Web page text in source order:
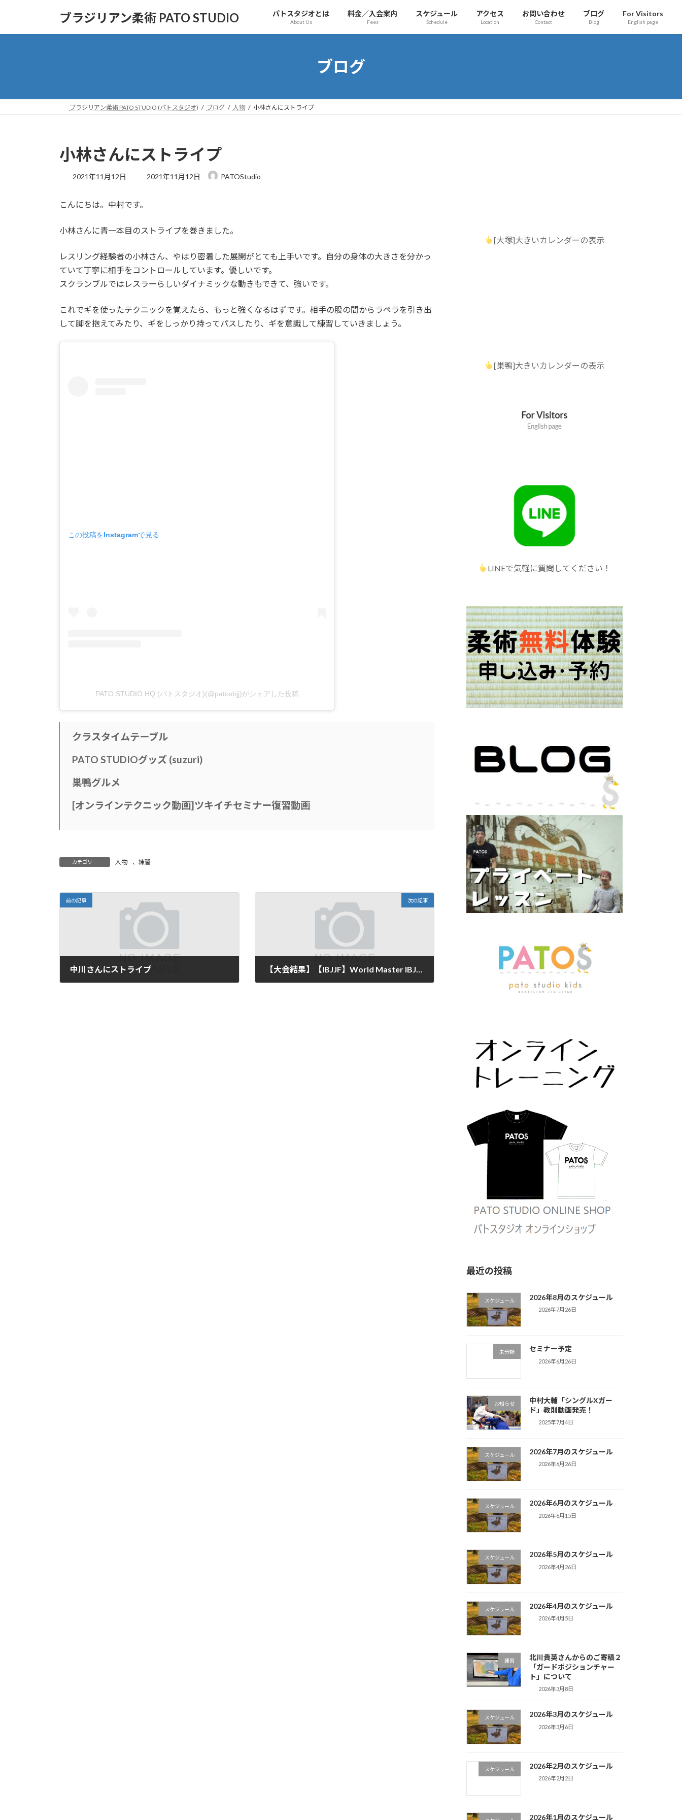
ブラジリアン柔術 PATO STUDIO パトスタジオとは
About Us
料金／入会案内
Fees
スケジュール
Schedule
アクセス
Location
お問い合わせ
Contact
ブログ
Blog
For Visitors
English page
ブログ
ブラジリアン柔術 PATO STUDIO (パトスタジオ) ブログ 人物 小林さんにストライプ
小林さんにストライプ
2021年11月12日
最
:
2021年11月12日 PATOStudio
こんにちは。中村です。
小林さんに青一本目のストライプを巻きました。
レスリング経験者の小林さん、やはり密着した展開がとても上手いです。自分の身体の大きさを分かっ
ていて丁寧に相手をコントロールしています。優しいです。
スクランブルではレスラーらしいダイナミックな動きもできて、強いです。
これでギを使ったテクニックを覚えたら、もっと強くなるはずです。相手の股の間からラペラを引き出
して脚を抱えてみたり、ギをしっかり持ってパスしたり、ギを意識して練習していきましょう。
この投稿をInstagramで見る
PATO STUDIO HQ (パトスタジオ)(@patosbjj)がシェアした投稿
クラスタイムテーブル
PATO STUDIOグッズ (suzuri)
巣鴨グルメ
[オンラインテクニック動画]ツキイチセミナー復習動画
カテゴリー 人物 、 練習
前の記事
中川さんにストライプ
次の記事
[大塚]大きいカレンダーの表示
[巣鴨]大きいカレンダーの表示
LINEで気軽に質問してください！
最近の投稿
スケジュール 2026年8月のスケジュール
2026年7月26日
未分類 セミナー予定
2026年6月26日
お知らせ
中村大輔「シングルXガー
ド」教則動画発売！
2025年7月4日
スケジュール 2026年7月のスケジュール
2026年6月26日
スケジュール 2026年6月のスケジュール
2026年6月15日
スケジュール 2026年5月のスケジュール
2026年4月26日
スケジュール 2026年4月のスケジュール
2026年4月5日
練習
北川貴英さんからのご寄稿２
「ガードポジションチャー
ト」について
2026年3月8日
スケジュール 2026年3月のスケジュール
2026年3月6日
スケジュール 2026年2月のスケジュール
2026年2月2日
2026年1月のスケジュール